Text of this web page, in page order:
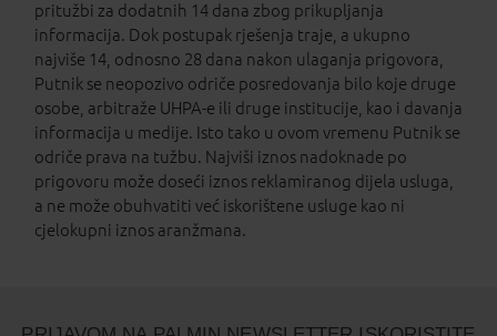
pritužbi za dodatnih 14 dana zbog prikupljanja
informacija. Dok postupak rješenja traje, a ukupno
najviše 14, odnosno 28 dana nakon ulaganja prigovora,
Putnik se neopozivo odriče posredovanja bilo koje druge
osobe, arbitraže UHPA-e ili druge institucije, kao i davanja
informacija u medije. Isto tako u ovom vremenu Putnik se
odriče prava na tužbu. Najviši iznos nadoknade po
prigovoru može doseći iznos reklamiranog dijela usluga,
a ne može obuhvatiti već iskorištene usluge kao ni
cjelokupni iznos aranžmana.